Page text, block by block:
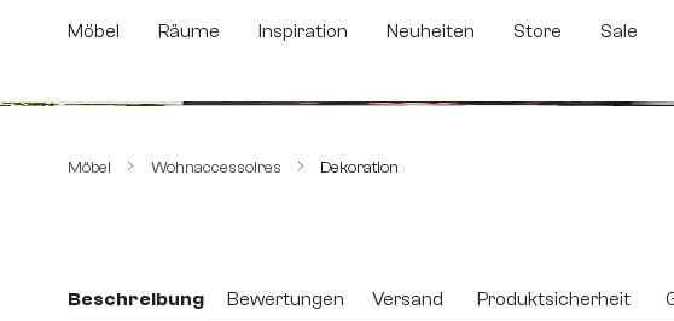
Hauptinhalt springen
Zur Suche springen
Zur Hauptnavigation springen
Möbel Räume Inspiration Neuheiten Store Sale
Möbel Wohnaccessoires Dekoration
Beschreibung Bewertungen Versand Produktsicherheit